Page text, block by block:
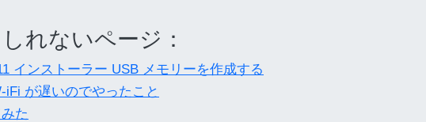
れないページ：
インストーラー USB メモリーを作成する
iFi が遅いのでやったこと
た